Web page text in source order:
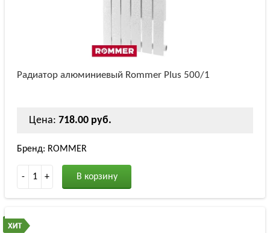
Радиатор алюминиевый Rommer Plus 500/1
Цена: 718.00 руб.
Бренд: ROMMER
- 1 + В корзину